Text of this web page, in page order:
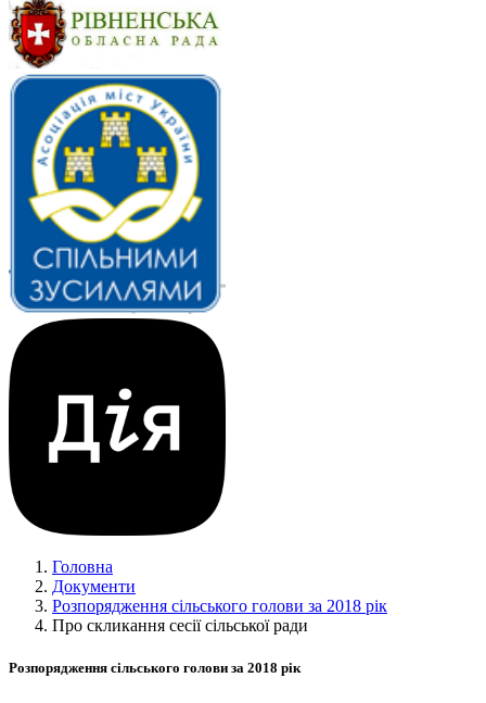
Головна
Документи
Розпорядження сільського голови за 2018 рік
Про скликання сесії сільської ради
Розпорядження сільського голови за 2018 рік